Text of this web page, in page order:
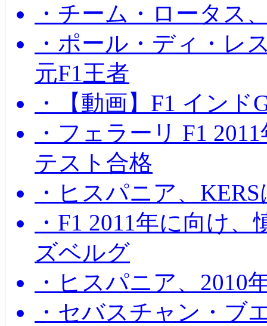
・チーム・ロータス
・ポール・ディ・レ
元F1王者
・【動画】F1 イン
・フェラーリ F1
テスト合格
・ヒスパニア、
・F1 2011年に向け
ズベルグ
・ヒスパニア、2010
・セバスチャン・ブ